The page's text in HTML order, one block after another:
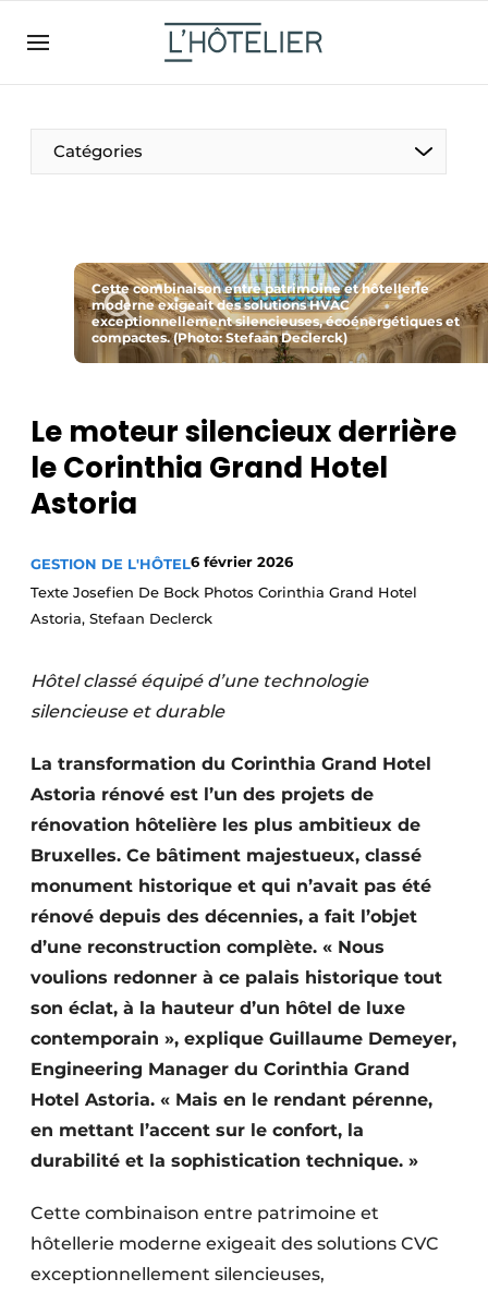
BE
EN
NL
EN
Catégories
Nettoyage & Entretien
Cette combinaison entre patrimoine et hôtellerie
moderne exigeait des solutions HVAC
exceptionnellement silencieuses, écoénergétiques et
compactes. (Photo: Stefaan Declerck)
Le moteur silencieux derrière
le Corinthia Grand Hotel
Astoria
GESTION DE L'HÔTEL6 février 2026
Texte Josefien De Bock Photos Corinthia Grand Hotel
Astoria, Stefaan Declerck
Hôtel classé équipé d’une technologie
silencieuse et durable
La transformation du Corinthia Grand Hotel
Astoria rénové est l’un des projets de
rénovation hôtelière les plus ambitieux de
Bruxelles. Ce bâtiment majestueux, classé
monument historique et qui n’avait pas été
rénové depuis des décennies, a fait l’objet
d’une reconstruction complète. « Nous
voulions redonner à ce palais historique tout
son éclat, à la hauteur d’un hôtel de luxe
contemporain », explique Guillaume Demeyer,
Engineering Manager du Corinthia Grand
Hotel Astoria. « Mais en le rendant pérenne,
en mettant l’accent sur le confort, la
durabilité et la sophistication technique. »
Cette combinaison entre patrimoine et
hôtellerie moderne exigeait des solutions CVC
exceptionnellement silencieuses,